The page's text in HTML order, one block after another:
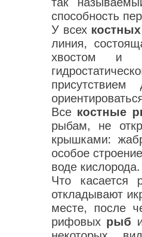
способность
У всех
линия,
хвостом и
Все костные
рыбам, не
крышками:
особое
воде кислорода.
Что касается
откладывают
месте, после
рифовых рыб